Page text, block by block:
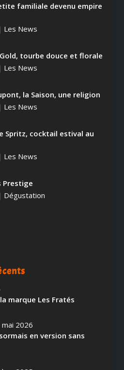
familiale devenu empire
Les News
tourbe douce et florale
Les News
la Saison, une religion
Les News
Spritz, cocktail estival au
Les News
Prestige
Dégustation
marque Les Fratés
2026
en version sans